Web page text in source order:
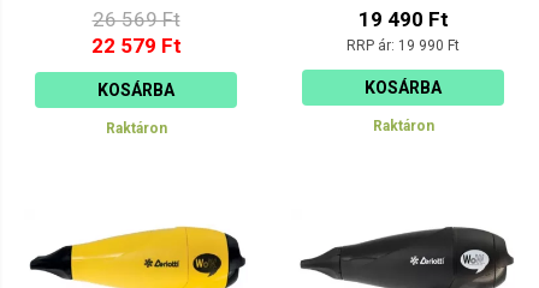
26 569 Ft
22 579 Ft
KOSÁRBA
Raktáron
19 490 Ft
RRP ár: 19 990 Ft
KOSÁRBA
Raktáron